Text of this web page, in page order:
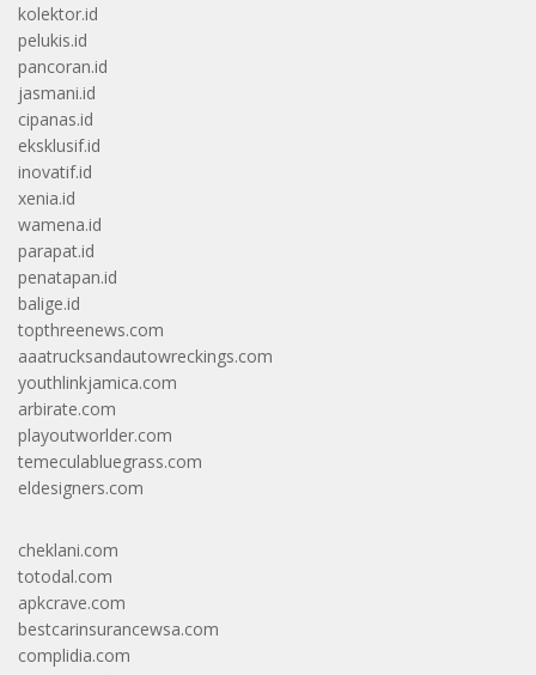
kolektor.id
pelukis.id
pancoran.id
jasmani.id
cipanas.id
eksklusif.id
inovatif.id
xenia.id
wamena.id
parapat.id
penatapan.id
balige.id
topthreenews.com
aaatrucksandautowreckings.com
youthlinkjamica.com
arbirate.com
playoutworlder.com
temeculabluegrass.com
eldesigners.com
cheklani.com
totodal.com
apkcrave.com
bestcarinsurancewsa.com
complidia.com